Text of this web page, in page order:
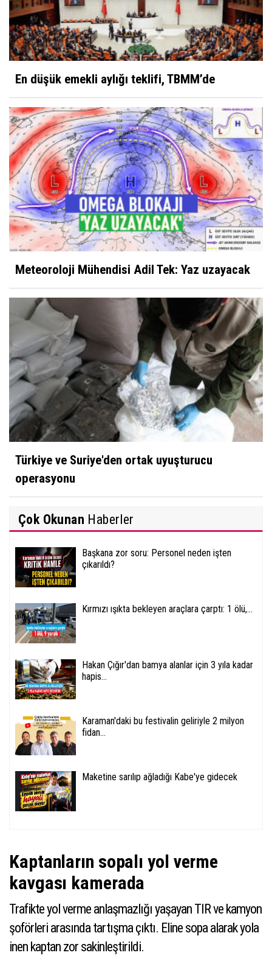
En düşük emekli aylığı teklifi, TBMM’de
Meteoroloji Mühendisi Adil Tek: Yaz uzayacak
Türkiye ve Suriye'den ortak uyuşturucu
operasyonu
Çok Okunan Haberler
Başkana zor soru: Personel neden işten
çıkarıldı?
Kırmızı ışıkta bekleyen araçlara çarptı: 1 ölü,...
Hakan Çığır'dan bamya alanlar için 3 yıla kadar
hapis...
Karaman'daki bu festivalin geliriyle 2 milyon
fidan...
Maketine sarılıp ağladığı Kabe'ye gidecek
Kaptanların sopalı yol verme
kavgası kamerada
Trafikte yol verme anlaşmazlığı yaşayan TIR ve kamyon
şoförleri arasında tartışma çıktı. Eline sopa alarak yola
inen kaptan zor sakinleştirildi.